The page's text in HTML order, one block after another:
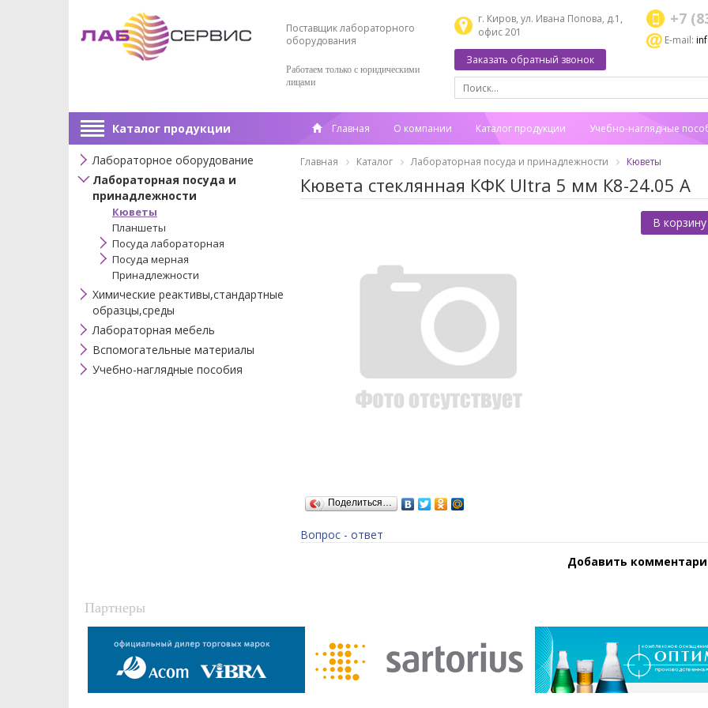
Поставщик лабораторного
оборудования
Работаем только с юридическими
лицами
г. Киров, ул. Ивана Попова, д.1,
офис 201
+7
E-mail:
Заказать обратный звонок
Каталог продукции Главная О компании Каталог продукции Учебно-наглядные
Лабораторное оборудование
Лабораторная посуда и
принадлежности
Кюветы
Планшеты
Посуда лабораторная
Посуда мерная
Принадлежности
Химические реактивы,стандартные
образцы,среды
Лабораторная мебель
Вспомогательные материалы
Учебно-наглядные пособия
Главная Каталог Лабораторная посуда и принадлежности Кюветы
Кювета стеклянная КФК Ultra 5 мм К8-24.05 A
Поделиться…
В корзину
Вопрос - ответ
Добавить
Партнеры